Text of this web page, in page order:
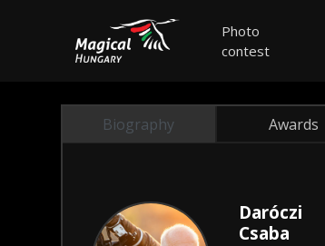
Photo
contest
Biography Awards
Daróczi
Csaba